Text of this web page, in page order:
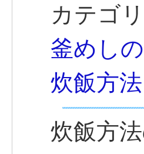
カテゴリ
釜めし
炊飯方
炊飯方